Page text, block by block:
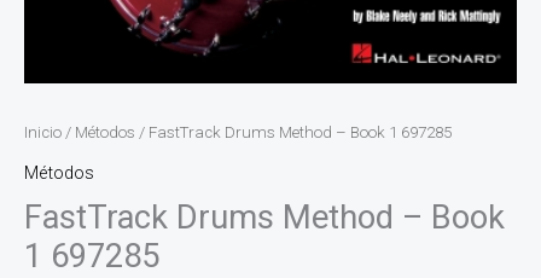
Inicio / Métodos / FastTrack Drums Method – Book 1 697285
Métodos
FastTrack Drums Method – Book
1 697285